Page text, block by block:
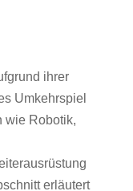
ihrer
Umkehrspiel
wie Robotik,
erläutert